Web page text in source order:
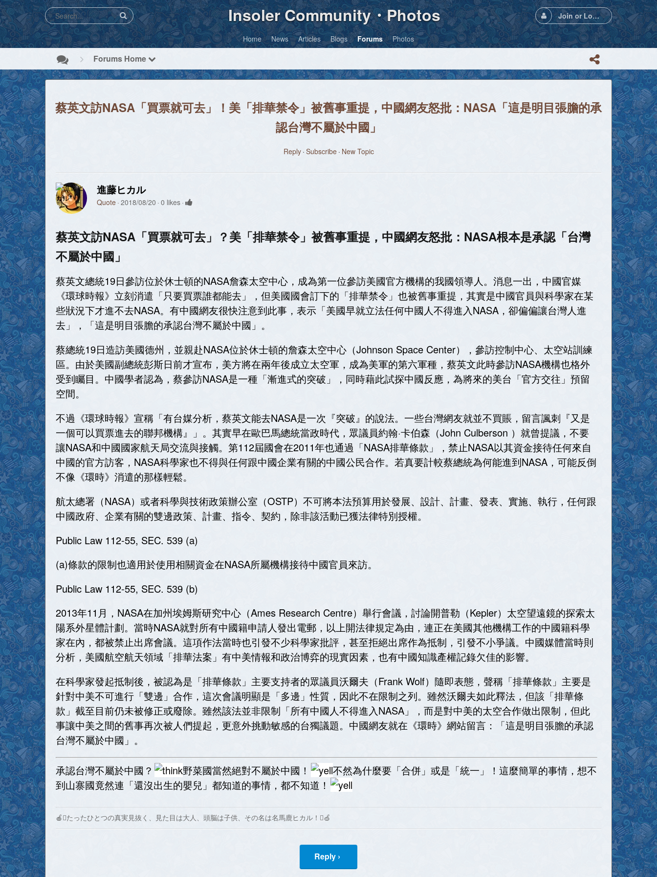
Insoler Community・Photos Join or Login
Home News Articles Blogs Forums Photos
Forums Home
蔡英文訪NASA「買票就可去」！美「排華禁令」被舊事重提，中國網友怒批：NASA「這是明目張膽的承
認台灣不屬於中國」
Reply Subscribe New Topic
進藤ヒカル
Quote 2018/08/20 0 likes
蔡英文訪NASA「買票就可去」？美「排華禁令」被舊事重提，中國網友怒批：NASA根本是承認「台灣
不屬於中國」
蔡英文總統19日參訪位於休士頓的NASA詹森太空中心，成為第一位參訪美國官方機構的我國領導人。消息一出，中國官媒
《環球時報》立刻消遣「只要買票誰都能去」，但美國國會訂下的「排華禁令」也被舊事重提，其實是中國官員與科學家在某
些狀況下才進不去NASA。有中國網友很快注意到此事，表示「美國早就立法任何中國人不得進入NASA，卻偏偏讓台灣人進
去」，「這是明目張膽的承認台灣不屬於中國」。
蔡總統19日造訪美國德州，並親赴NASA位於休士頓的詹森太空中心（Johnson Space Center），參訪控制中心、太空站訓練
區。由於美國副總統彭斯日前才宣布，美方將在兩年後成立太空軍，成為美軍的第六軍種，蔡英文此時參訪NASA機構也格外
受到矚目。中國學者認為，蔡參訪NASA是一種「漸進式的突破」，同時藉此試探中國反應，為將來的美台「官方交往」預留
空間。
不過《環球時報》宣稱「有台媒分析，蔡英文能去NASA是一次『突破』的說法。一些台灣網友就並不買賬，留言諷刺『又是
一個可以買票進去的聯邦機構』」。其實早在歐巴馬總統當政時代，眾議員約翰·卡伯森（John Culberson ）就曾提議，不要
讓NASA和中國國家航天局交流與接觸。第112屆國會在2011年也通過「NASA排華條款」，禁止NASA以其資金接待任何來自
中國的官方訪客，NASA科學家也不得與任何跟中國企業有關的中國公民合作。若真要計較蔡總統為何能進到NASA，可能反倒
不像《環時》消遣的那樣輕鬆。
航太總署（NASA）或者科學與技術政策辦公室（OSTP）不可將本法預算用於發展、設計、計畫、發表、實施、執行，任何跟
中國政府、企業有關的雙邊政策、計畫、指令、契約，除非該活動已獲法律特別授權。
Public Law 112-55, SEC. 539 (a)
(a)條款的限制也適用於使用相關資金在NASA所屬機構接待中國官員來訪。
Public Law 112-55, SEC. 539 (b)
2013年11月，NASA在加州埃姆斯研究中心（Ames Research Centre）舉行會議，討論開普勒（Kepler）太空望遠鏡的探索太
陽系外星體計劃。當時NASA就對所有中國籍申請人發出電郵，以上開法律規定為由，連正在美國其他機構工作的中國籍科學
家在內，都被禁止出席會議。這項作法當時也引發不少科學家批評，甚至拒絕出席作為抵制，引發不小爭議。中國媒體當時則
分析，美國航空航天領域「排華法案」有中美情報和政治博弈的現實因素，也有中國知識產權記錄欠佳的影響。
在科學家發起抵制後，被認為是「排華條款」主要支持者的眾議員沃爾夫（Frank Wolf）隨即表態，聲稱「排華條款」主要是
針對中美不可進行「雙邊」合作，這次會議明顯是「多邊」性質，因此不在限制之列。雖然沃爾夫如此釋法，但該「排華條
款」截至目前仍未被修正或廢除。雖然該法並非限制「所有中國人不得進入NASA」，而是對中美的太空合作做出限制，但此
事讓中美之間的舊事再次被人們提起，更意外挑動敏感的台獨議題。中國網友就在《環時》網站留言：「這是明目張膽的承認
台灣不屬於中國」。
承認台灣不屬於中國？ 野菜國當然絕對不屬於中國！
不然為什麼要「合併」或是「統一」！這麼簡單的事情，想不
到山寨國竟然連「還沒出生的嬰兒」都知道的事情，都不知道！
🍎たったひとつの真実見抜く、見た目は大人、頭脳は子供、その名は名馬鹿ヒカル！🍏
Reply ›